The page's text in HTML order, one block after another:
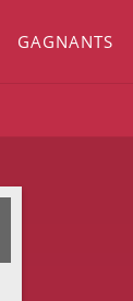
GAGNANTS